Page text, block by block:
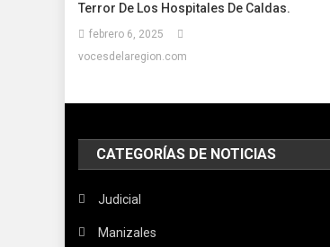
Terror De Los Hospitales De Caldas.
febrero 6, 2025
vocesdelaregion.com
CATEGORÍAS DE NOTICIAS
Judicial
Manizales